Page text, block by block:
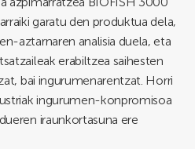
garatu den produktua dela,
aztarnaren analisia duela, eta
erabiltzea saihesten
bai ingurumenarentzat. Horri
ingurumen-konpromisoa
iraunkortasuna ere